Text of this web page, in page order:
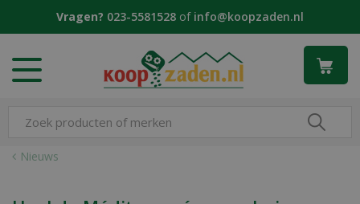
Nieuws
Vragen? 023-5581528 of info@koopzaden.nl